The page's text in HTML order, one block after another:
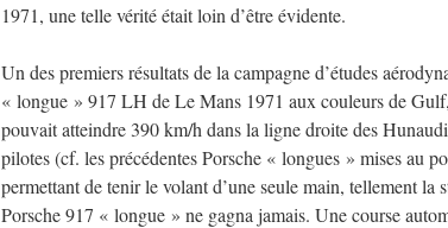
1971, une telle vérité était loin d’être évidente.
Un des premiers résultats de la campagne d’études
« longue » 917 LH de Le Mans 1971 aux couleurs de
pouvait atteindre 390 km/h dans la ligne droite des
pilotes (cf. les précédentes Porsche « longues » mises au
permettant de tenir le volant d’une seule main, tellement la
Porsche 917 « longue » ne gagna jamais. Une course